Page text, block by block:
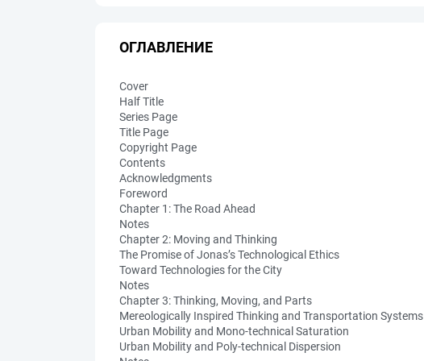
ОГЛАВЛЕНИЕ
Cover
Half Title
Series Page
Title Page
Copyright Page
Contents
Acknowledgments
Foreword
Chapter 1: The Road Ahead
Notes
Chapter 2: Moving and Thinking
The Promise of Jonas’s Technological Ethics
Toward Technologies for the City
Notes
Chapter 3: Thinking, Moving, and Parts
Mereologically Inspired Thinking and Transportation Systems
Urban Mobility and Mono-technical Saturation
Urban Mobility and Poly-technical Dispersion